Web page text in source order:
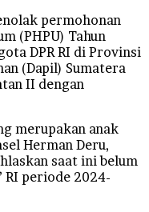
permohonan
(PHPU) Tahun
DPR RI di Provinsi
(Dapil) Sumatera
II dengan
merupakan anak
Herman Deru,
saat ini belum
RI periode 2024-